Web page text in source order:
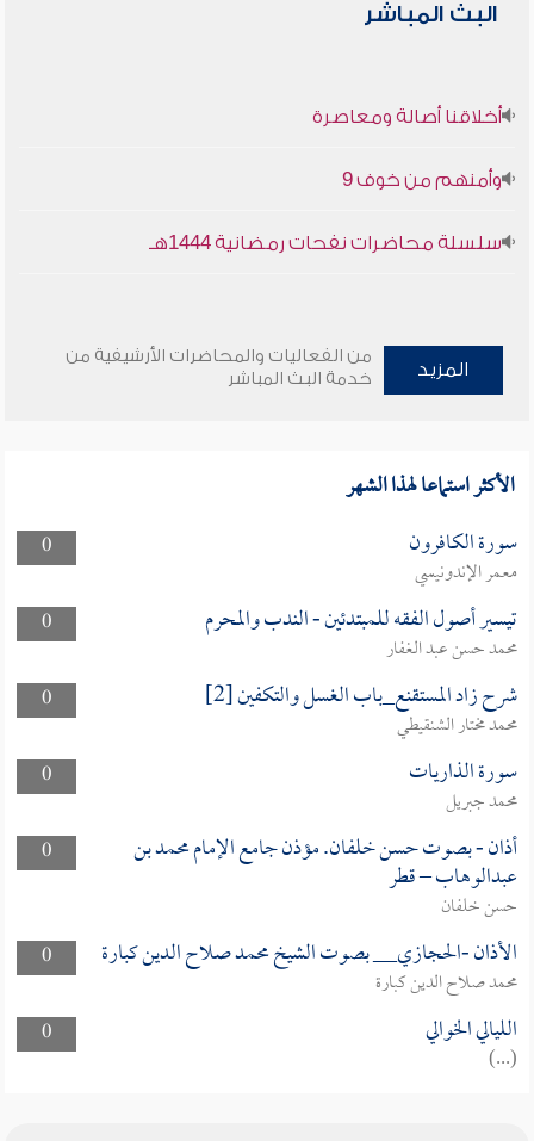
البث المباشر
أخلاقنا أصالة ومعاصرة
وأمنهم من خوف 9
سلسلة محاضرات نفحات رمضانية 1444هـ
المزيد
من الفعاليات والمحاضرات الأرشيفية من
خدمة البث المباشر
الأكثر استماعا لهذا الشهر
0 سورة الكافرون
معمر الإندونيسي
0
تيسير أصول الفقه للمبتدئين - الندب والمحرم
محمد حسن عبد الغفار
0
شرح زاد المستقنع_باب الغسل والتكفين [2]
محمد مختار الشنقيطي
0
سورة الذاريات
محمد جبريل
0
أذان - بصوت حسن خلفان. مؤذن جامع الإمام محمد بن
عبدالوهاب – قطر
حسن خلفان
0
الأذان -الحجازي__ بصوت الشيخ محمد صلاح الدين كبارة
محمد صلاح الدين كبارة
0
الليالي الخوالي
(...)